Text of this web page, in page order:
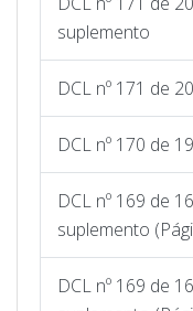
suplemento
DCL nº 171 de
DCL nº 170 de
DCL nº 169 de
suplemento
DCL nº 169 de